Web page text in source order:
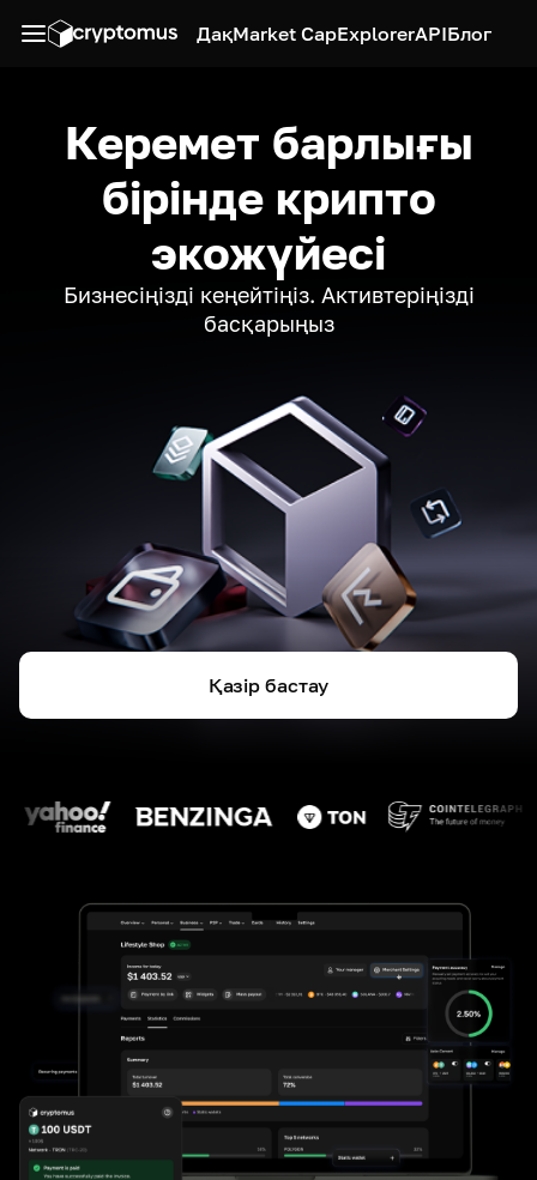
ДақMarket CapExplorerAPIБлог
Керемет барлығы
бірінде крипто
экожүйесі
Бизнесіңізді кеңейтіңіз. Активтеріңізді
басқарыңыз
Қазір бастау